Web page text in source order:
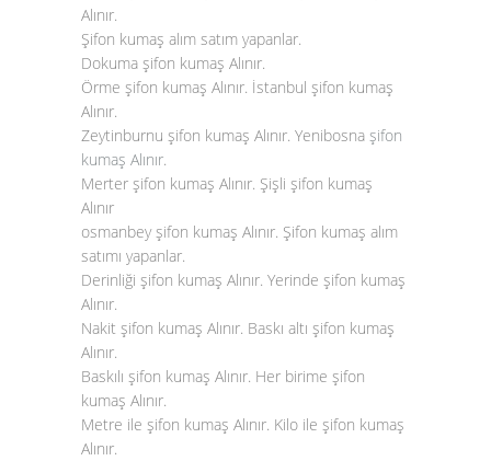
Alınır.
Şifon kumaş alım satım yapanlar.
Dokuma şifon kumaş Alınır.
Örme şifon kumaş Alınır. İstanbul şifon kumaş
Alınır.
Zeytinburnu şifon kumaş Alınır. Yenibosna şifon
kumaş Alınır.
Merter şifon kumaş Alınır. Şişli şifon kumaş
Alınır
osmanbey şifon kumaş Alınır. Şifon kumaş alım
satımı yapanlar.
Derinliği şifon kumaş Alınır. Yerinde şifon kumaş
Alınır.
Nakit şifon kumaş Alınır. Baskı altı şifon kumaş
Alınır.
Baskılı şifon kumaş Alınır. Her birime şifon
kumaş Alınır.
Metre ile şifon kumaş Alınır. Kilo ile şifon kumaş
Alınır.